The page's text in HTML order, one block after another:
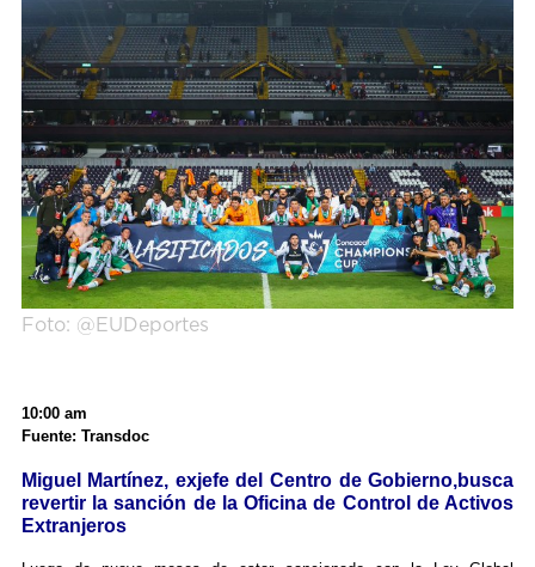
Foto: @EUDeportes
10:00 am
Fuente: Transdoc
Miguel Martínez, exjefe del Centro de Gobierno,busca
revertir la sanción de la Oficina de Control de Activos
Extranjeros